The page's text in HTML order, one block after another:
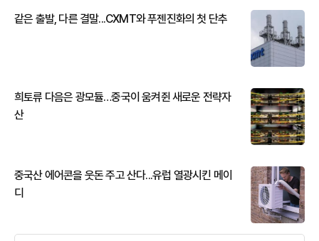
같은 출발, 다른 결말...CXMT와 푸젠진화의 첫 단추
희토류 다음은 광모듈…중국이 움켜쥔 새로운 전략자
산
중국산 에어콘을 웃돈 주고 산다...유럽 열광시킨 메이
디